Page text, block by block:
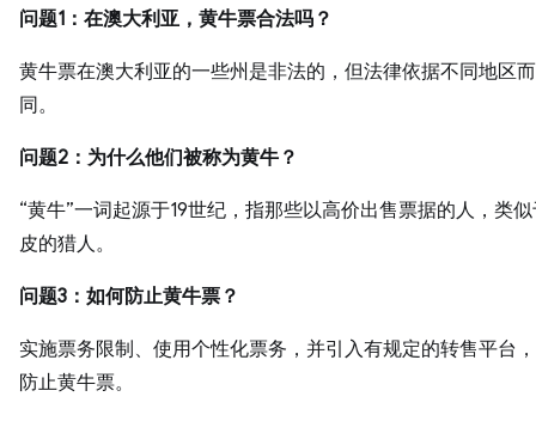
问题1：在澳大利亚，黄牛票合法吗？
黄牛票在澳大利亚的一些州是非法的，但法律依据不同地区
同。
问题2：为什么他们被称为黄牛？
“黄牛”一词起源于19世纪，指那些以高价出售票据的人，类
皮的猎人。
问题3：如何防止黄牛票？
实施票务限制、使用个性化票务，并引入有规定的转售平台
防止黄牛票。